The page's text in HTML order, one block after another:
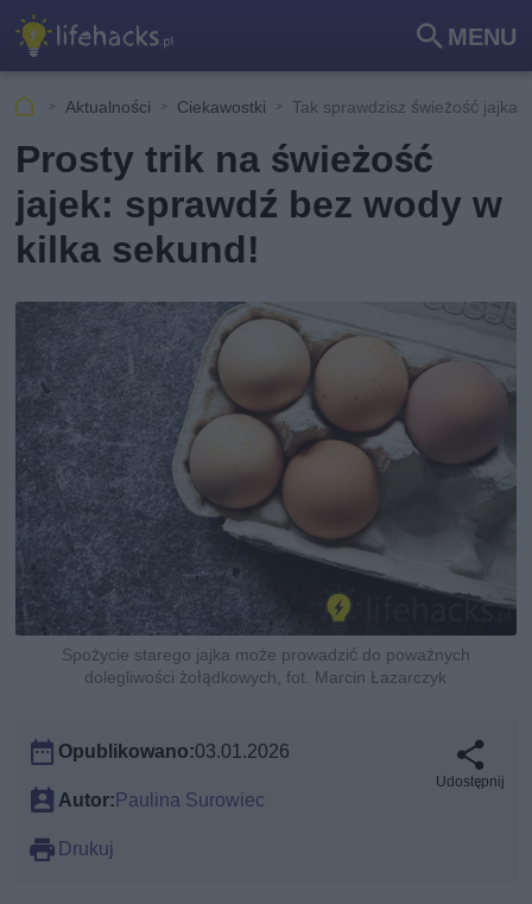
MENU
Szu
kaj
Aktualności Ciekawostki Tak sprawdzisz świeżość jajka
Prosty trik na świeżość
jajek: sprawdź bez wody w
kilka sekund!
Spożycie starego jajka może prowadzić do poważnych
dolegliwości żołądkowych, fot. Marcin Łazarczyk
Opublikowano:03.01.2026
Autor:Paulina Surowiec
Drukuj
Udostępnij